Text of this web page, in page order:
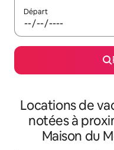
Départ
Locations de
notées à
Maison du